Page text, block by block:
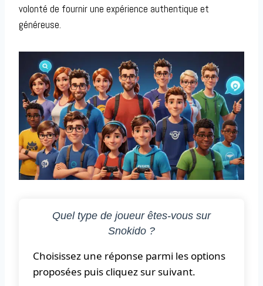
volonté de fournir une expérience authentique et
généreuse.
Quel type de joueur êtes-vous sur
Snokido ?
Choisissez une réponse parmi les options
proposées puis cliquez sur suivant.